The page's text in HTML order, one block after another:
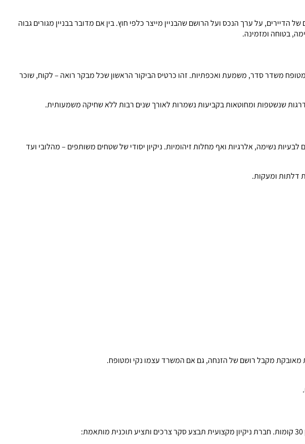
על ערך הנכס ועל הרושם שהבניין מייצר כלפי חוץ. בין אם מדובר בבניין מגורים גבוה
בטוחה ומזמינה.
ומטופח משדר סדר, משמעת ואכפתיות. זהו כרטיס הביקור הראשון שכל מבקר רואה – לקוח, שוכר
שנשטפות ומחוטאות בקביעות נשמרות לאורך שנים רבות ללא שחיקה משמעותית.
נשימה, אלרגיות ואף מחלות זיהומיות. ניקיון יסודי של שטחים משותפים – מהלובי ועד
דלתות ומעקות.
מאובקת מקבל רושם של הזנחה, גם אם המשרד עצמו נקי ומטופח.